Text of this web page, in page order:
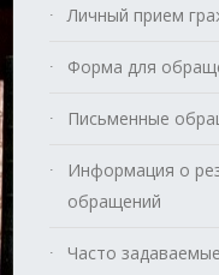
Личный прием
Форма для
Письменные
Информация о
обращений
Часто